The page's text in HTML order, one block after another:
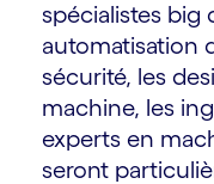
spécialistes big
automatisation
sécurité, les
machine, les
experts en
seront